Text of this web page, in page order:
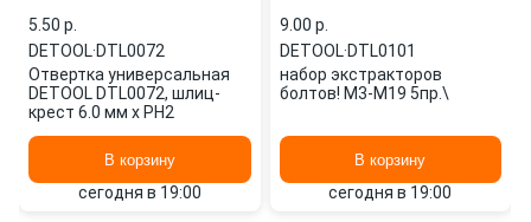
5.50 p.
DETOOL·DTL0072
Отвертка универсальная
DETOOL DTL0072, шлиц-
крест 6.0 мм x PH2
В корзину
сегодня в 19:00
9.00 p.
DETOOL·DTL0101
набор экстракторов
болтов! M3-M19 5пр.\
В корзину
сегодня в 19:00